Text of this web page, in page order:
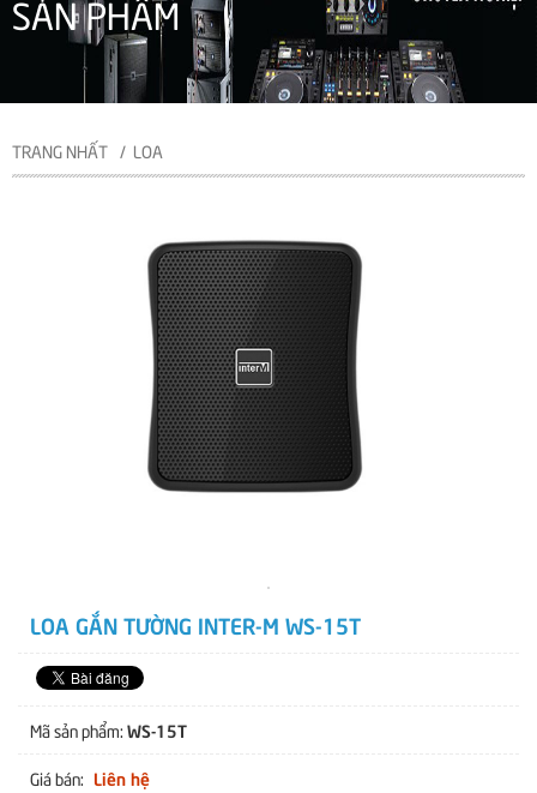
SẢN PHẨM
TRANG NHẤT LOA
LOA GẮN TƯỜNG INTER-M WS-15T
Mã sản phẩm: WS-15T
Giá bán: Liên hệ